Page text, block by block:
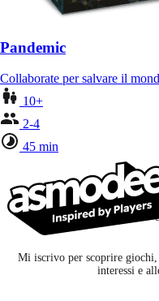
Pandemic
Collaborate per salvare il
10+
2-4
45 min
Mi iscrivo per scoprire
interessi e